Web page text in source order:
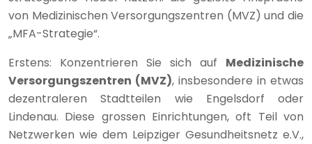
von Medizinischen Versorgungszentren (MVZ) und die
„MFA-Strategie“.
Erstens: Konzentrieren Sie sich auf Medizinische
Versorgungszentren (MVZ), insbesondere in etwas
dezentraleren Stadtteilen wie Engelsdorf oder
Lindenau. Diese grossen Einrichtungen, oft Teil von
Netzwerken wie dem Leipziger Gesundheitsnetz e.V.,